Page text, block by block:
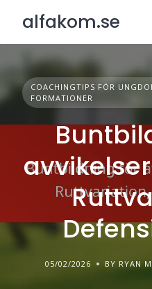
content
alfakom.se
COACHINGTIPS FÖR
FORMATIONER
05/02/2026 BY RYAN